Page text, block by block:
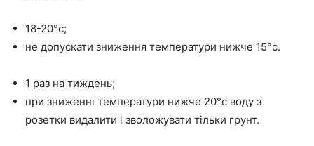
18-20°с;
не допускати зниження температури нижче 15°с.
1 раз на тиждень;
при зниженні температури нижче 20°с воду з
розетки видалити і зволожувати тільки грунт.